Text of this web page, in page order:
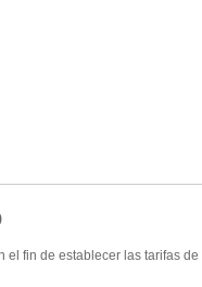
fin de establecer las tarifas